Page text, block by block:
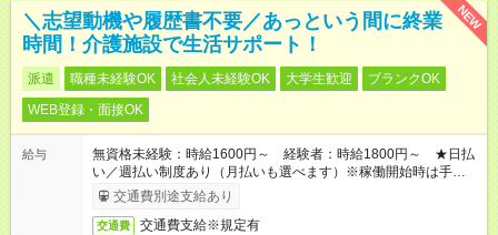
NEW
＼志望動機や履歴書不要／あっという間に終業
時間！介護施設で生活サポート！
派遣 職種未経験OK 社会人未経験OK 大学生歓迎
ブランクOK
WEB登録・面接OK
給与
無資格未経験：時給1600円～ 経験者：時給1800円～ ★日払
い／週払い制度あり（月払いも選べます）※稼働開始時は手続き
完了次第のお支払いとなります。
交通費別途支給あり
交通費 交通費支給※規定有